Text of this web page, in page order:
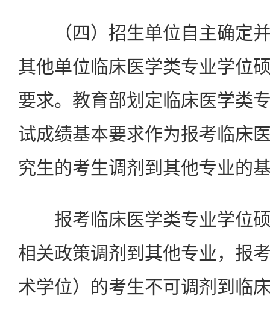
（四）招生单位自主确定并
其他单位临床医学类专业学位
要求。教育部划定临床医学类
试成绩基本要求作为报考临床
究生的考生调剂到其他专业的
报考临床医学类专业学位硕
相关政策调剂到其他专业，报
术学位）的考生不可调剂到临